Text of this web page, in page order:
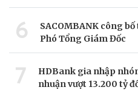
6
SACOMBANK công
Phó Tổng Giám Đốc
7
HDBank gia nhập
nhuận vượt 13.200 tỷ